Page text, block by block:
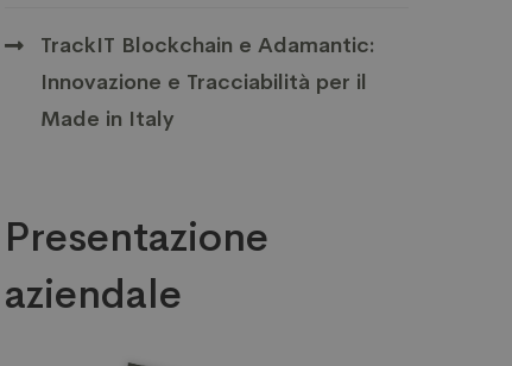
TrackIT Blockchain e Adamantic:
Innovazione e Tracciabilità per il
Made in Italy
Presentazione
aziendale